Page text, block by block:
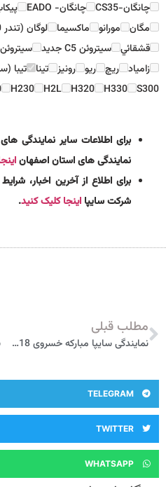
چانگان-CS35
چانگان- EADO پيكاپ
مگان مورانو ماكسيما لوگان (تندر 90)
قشقائي سيتروئن C5 جديد سيتروئن C5
زامياد
ريچ ريو رونيز تينا تيبا
S300
H330
H320
H2L
H230
برای اطلاعات سایر نمایندگی
نمایندگی های استان اصفهان
برای اطلاع از آخرین اخبار،
شرکت سایپااینجا کلیک کنید.
مطلب قبلی
نمایندگی سایپا مبارکه خسروی 5518
TELEGRAM
TWITTER
WHATSAPP